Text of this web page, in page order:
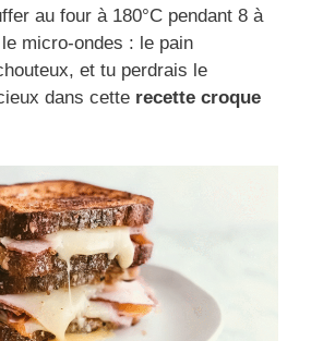
au four à 180°C pendant 8 à
micro-ondes : le pain
et tu perdrais le
dans cette recette croque